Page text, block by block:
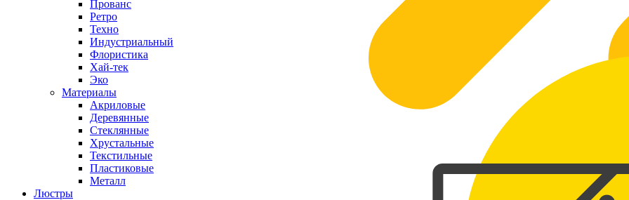
Прованс
Ретро
Техно
Индустриальный
Флористика
Хай-тек
Эко
Материалы
Акриловые
Деревянные
Стеклянные
Хрустальные
Текстильные
Пластиковые
Металл
Люстры